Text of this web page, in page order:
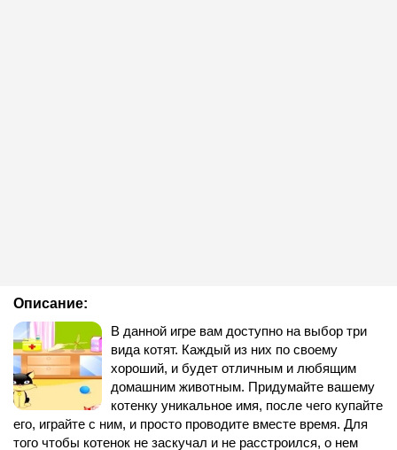
Описание:
В данной игре вам доступно на выбор три
вида котят. Каждый из них по своему
хороший, и будет отличным и любящим
домашним животным. Придумайте вашему
котенку уникальное имя, после чего купайте
его, играйте с ним, и просто проводите вместе время. Для
того чтобы котенок не заскучал и не расстроился, о нем